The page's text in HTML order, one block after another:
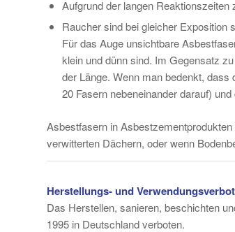
Aufgrund der langen
Raucher sind bei gleicher Exposition
Für das Auge unsichtbare
klein und dünn sind. Im Gegensatz
der Länge. Wenn man bedenkt,
20 Fasern nebeneinander darauf)
Asbestfasern in
verwitterten Dächern, oder wenn
Herstellungs- und Verwendungsverbot
Das Herstellen, sanieren, beschichten
1995 in Deutschland verboten.